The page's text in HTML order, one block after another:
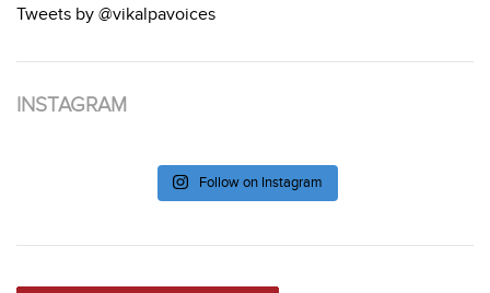
Tweets by @vikalpavoices
INSTAGRAM
Follow on Instagram